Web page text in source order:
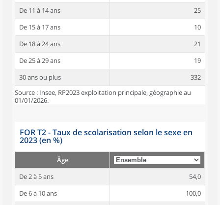
De 11 à 14 ans
25
De 15 à 17 ans
10
De 18 à 24 ans
21
De 25 à 29 ans
19
30 ans ou plus
332
Source : Insee, RP2023 exploitation principale, géographie au
01/01/2026.
FOR T2 - Taux de scolarisation selon le sexe en
2023 (en %)
Âge
De 2 à 5 ans
54,0
De 6 à 10 ans
100,0